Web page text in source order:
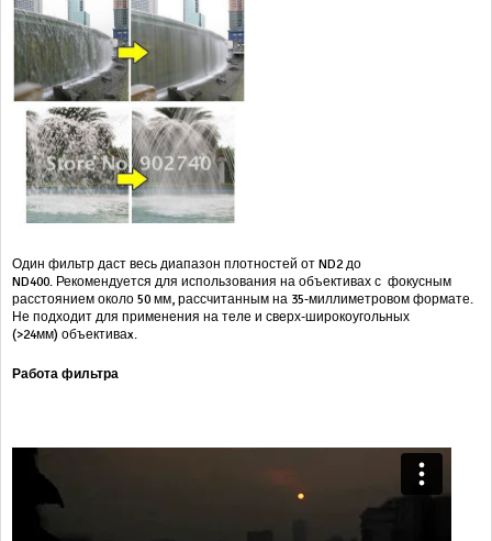
Один фильтр даст весь диапазон плотностей от ND2 до
ND400. Рекомендуется для использования на объективах с фокусным
расстоянием около 50 мм, рассчитанным на 35-миллиметровом формате.
Не подходит для применения на теле и сверх-широкоугольных
(>24мм) объективаx.
Работа фильтра